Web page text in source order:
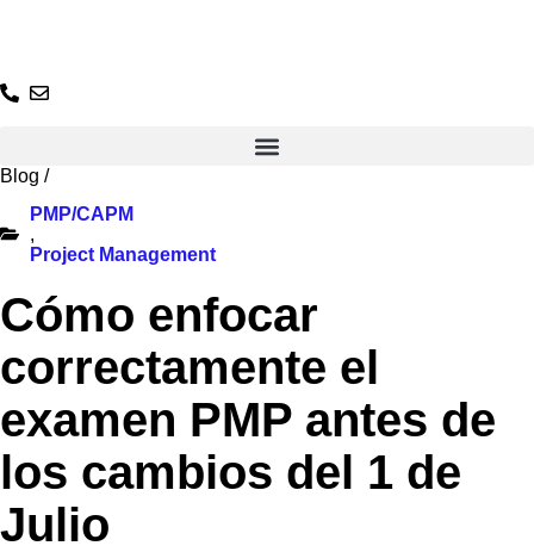
Blog /
PMP/CAPM
,
Project Management
Cómo enfocar
correctamente el
examen PMP antes de
los cambios del 1 de
Julio